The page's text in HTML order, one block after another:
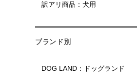
訳アリ商品：犬用
ブランド別
DOG LAND：ドッグランド